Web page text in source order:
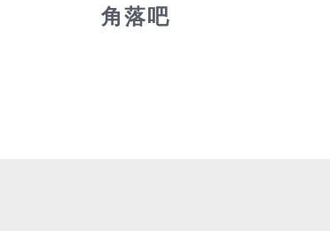
角落吧